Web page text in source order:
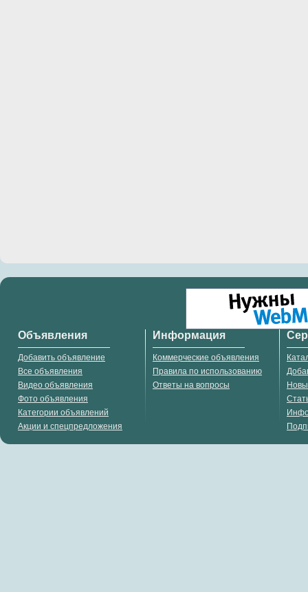
Объявления
Добавить объявление
Все объявления
Видео объявления
Фото объявления
Категории объявлений
Акции и спецпредложения
Информация
Коммерческие объявления
Правила по использованию
Ответы на вопросы